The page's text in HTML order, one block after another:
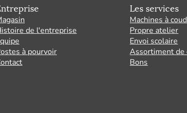
de l'entreprise
à pourvoir
Les services
Machines à
Propre atelier
Envoi scolaire
Assortiment de
Bons